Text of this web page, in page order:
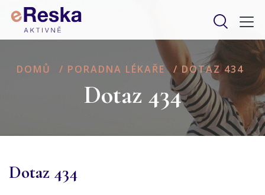
DOMŮ / PORADNA LÉKAŘE / DOTAZ 434
Dotaz 434
Dotaz 434